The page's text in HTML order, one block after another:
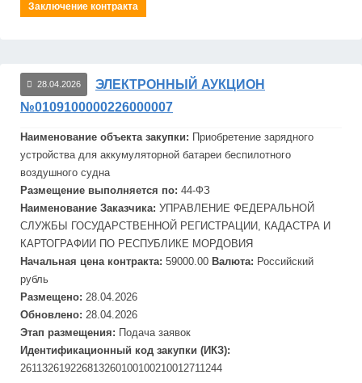
Заключение контракта
28.04.2026
ЭЛЕКТРОННЫЙ АУКЦИОН
№0109100000226000007
Наименование объекта закупки: Приобретение зарядного
устройства для аккумуляторной батареи беспилотного
воздушного судна
Размещение выполняется по: 44-ФЗ
Наименование Заказчика: УПРАВЛЕНИЕ ФЕДЕРАЛЬНОЙ
СЛУЖБЫ ГОСУДАРСТВЕННОЙ РЕГИСТРАЦИИ, КАДАСТРА И
КАРТОГРАФИИ ПО РЕСПУБЛИКЕ МОРДОВИЯ
Начальная цена контракта: 59000.00 Валюта: Российский
рубль
Размещено: 28.04.2026
Обновлено: 28.04.2026
Этап размещения: Подача заявок
Идентификационный код закупки (ИКЗ):
261132619226813260100100210012711244